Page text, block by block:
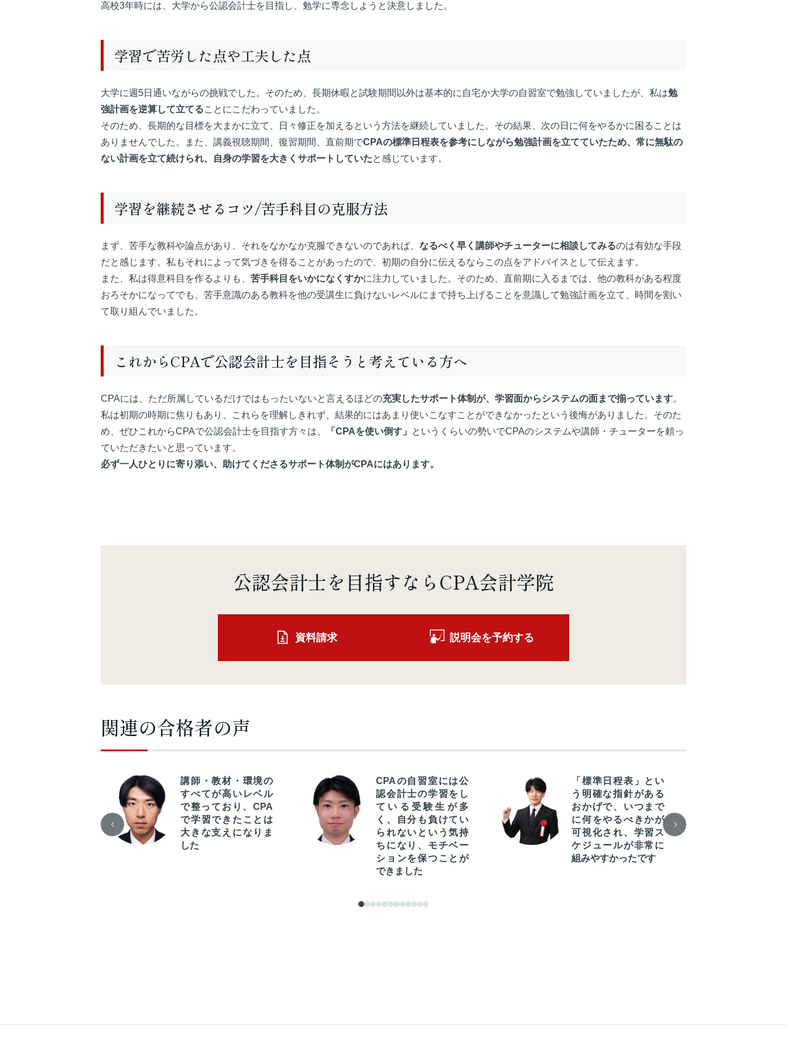
高校3年時には、大学から公認会計士を目指し、勉学に専念しようと決意しました。
学習で苦労した点や工夫した点
大学に週5日通いながらの挑戦でした。そのため、長期休暇と試験期間以外は基本的に自宅か大学の自習室で勉強していましたが、私は勉
強計画を逆算して立てることにこだわっていました。
そのため、長期的な目標を大まかに立て、日々修正を加えるという方法を継続していました。その結果、次の日に何をやるかに困ることは
ありませんでした。また、講義視聴期間、復習期間、直前期でCPAの標準日程表を参考にしながら勉強計画を立てていたため、常に無駄の
ない計画を立て続けられ、自身の学習を大きくサポートしていたと感じています。
学習を継続させるコツ/苦手科目の克服方法
まず、苦手な教科や論点があり、それをなかなか克服できないのであれば、 なるべく早く講師やチューターに相談してみるのは有効な手段
だと感じます。私もそれによって気づきを得ることがあったので、初期の自分に伝えるならこの点をアドバイスとして伝えます。
また、私は得意科目を作るよりも、 苦手科目をいかになくすかに注力していました。そのため、直前期に入るまでは、他の教科がある程度
おろそかになってでも、苦手意識のある教科を他の受講生に負けないレベルにまで持ち上げることを意識して勉強計画を立て、時間を割い
て取り組んでいました。
これからCPAで公認会計士を目指そうと考えている方へ
CPAには、ただ所属しているだけではもったいないと言えるほどの充実したサポート体制が、学習面からシステムの面まで揃っています。
私は初期の時期に焦りもあり、これらを理解しきれず、結果的にはあまり使いこなすことができなかったという後悔がありました。そのた
め、ぜひこれからCPAで公認会計士を目指す方々は、
「CPAを使い倒す」
というくらいの勢いでCPAのシステムや講師・チューターを頼っ
ていただきたいと思っています。
必ず一人ひとりに寄り添い、助けてくださるサポート体制がCPAにはあります。
公認会計士を 目指すならCPA会計学院
資料請求 説明会を予約する
関連の合格者の声
講師・教材・環境の
すべてが高いレベル
で整っており、CPA
で学習できたことは
大きな支えになりま
した
CPAの自習室には公
認会計士の学習をし
ている受験生が多
く、自分も負けてい
られないという気持
ちになり、モチベー
ションを保つことが
できました
「標準日程表」とい
う明確な指針がある
おかげで、いつまで
に何をやるべきかが
可視化され、学習ス
ケジュールが非常に
組みやすかったです